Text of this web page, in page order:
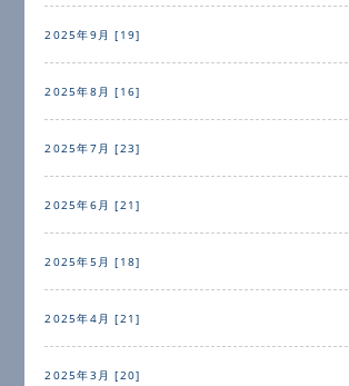
2025年9月 [19]
2025年8月 [16]
2025年7月 [23]
2025年6月 [21]
2025年5月 [18]
2025年4月 [21]
2025年3月 [20]